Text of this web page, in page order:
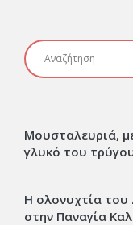
Μουσταλευριά,
γλυκό του
Η ολονυχτία
στην Παναγία